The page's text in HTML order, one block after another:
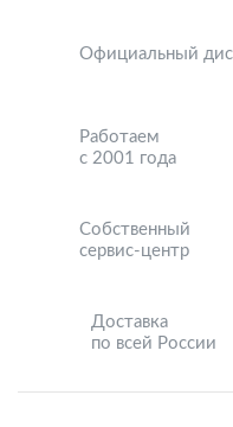
Официальный
Работаем
с 2001 года
Собственный
сервис-центр
Доставка
по всей России